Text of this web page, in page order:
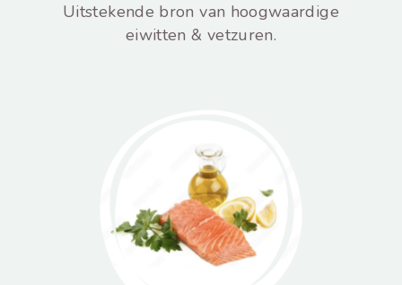
Uitstekende bron van hoogwaardige
eiwitten & vetzuren.